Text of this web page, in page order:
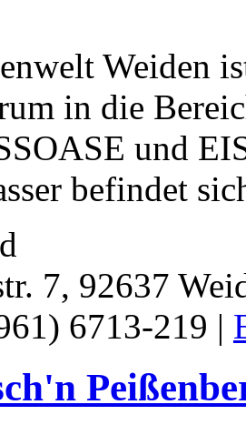
Weiden
in die
und
befindet
7, 92637
6713-219 |